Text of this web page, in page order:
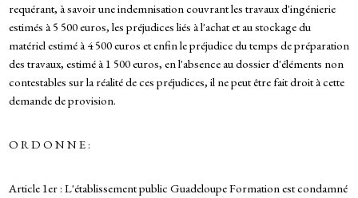
requérant, à savoir une indemnisation couvrant les travaux d'ingénierie
estimés à 5 500 euros, les préjudices liés à l'achat et au stockage du
matériel estimé à 4 500 euros et enfin le préjudice du temps de préparation
des travaux, estimé à 1 500 euros, en l'absence au dossier d'éléments non
contestables sur la réalité de ces préjudices, il ne peut être fait droit à cette
demande de provision.
O R D O N N E :
Article 1er : L'établissement public Guadeloupe Formation est condamné